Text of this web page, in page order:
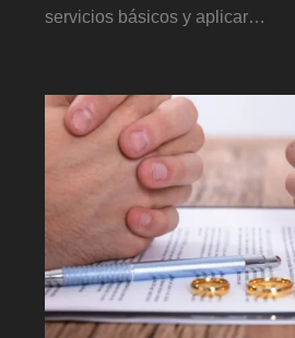
servicios básicos y aplicar…